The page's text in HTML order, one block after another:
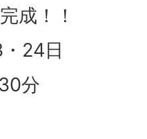
成！！
24日
分